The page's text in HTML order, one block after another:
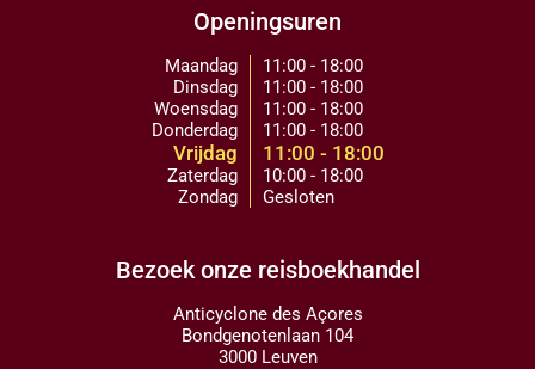
Openingsuren
Maandag
Dinsdag
Woensdag
Donderdag
Vrijdag
Zaterdag
Zondag
11:00 - 18:00
11:00 - 18:00
11:00 - 18:00
11:00 - 18:00
11:00 - 18:00
10:00 - 18:00
Gesloten
Bezoek onze reisboekhandel
Anticyclone des Açores
Bondgenotenlaan 104
3000 Leuven